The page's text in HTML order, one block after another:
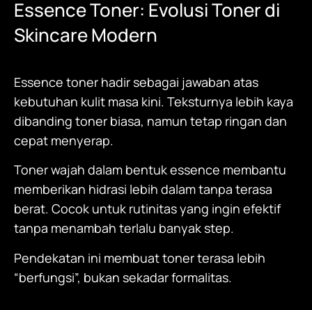
Essence Toner: Evolusi Toner di
Skincare Modern
Essence toner hadir sebagai jawaban atas
kebutuhan kulit masa kini. Teksturnya lebih kaya
dibanding toner biasa, namun tetap ringan dan
cepat menyerap.
Toner wajah dalam bentuk essence membantu
memberikan hidrasi lebih dalam tanpa terasa
berat. Cocok untuk rutinitas yang ingin efektif
tanpa menambah terlalu banyak step.
Pendekatan ini membuat toner terasa lebih
“berfungsi”, bukan sekadar formalitas.